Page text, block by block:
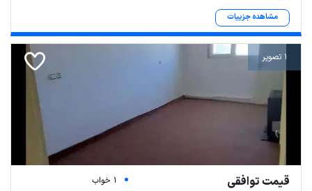
مشاهده جزییات
1 تصویر
قیمت توافقی
1 خواب